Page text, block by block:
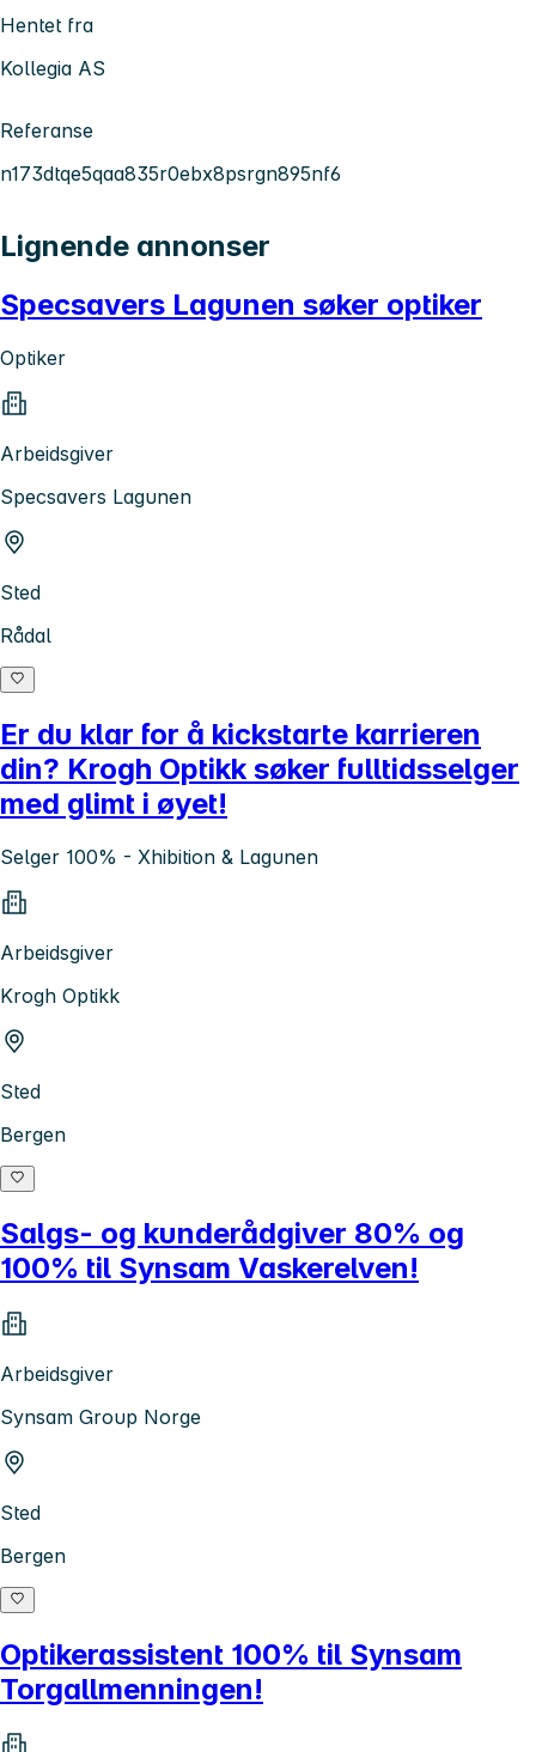
Hentet fra
Kollegia AS
Referanse
n173dtqe5qaa835r0ebx8psrgn895nf6
Lignende annonser
Specsavers Lagunen søker optiker
Optiker
Arbeidsgiver
Specsavers Lagunen
Sted
Rådal
Er du klar for å kickstarte karrieren
din? Krogh Optikk søker fulltidsselger
med glimt i øyet!
Selger 100% - Xhibition & Lagunen
Arbeidsgiver
Krogh Optikk
Sted
Bergen
Salgs- og kunderådgiver 80% og
100% til Synsam Vaskerelven!
Arbeidsgiver
Synsam Group Norge
Sted
Bergen
Optikerassistent 100% til Synsam
Torgallmenningen!